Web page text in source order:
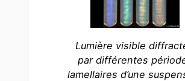
Lumière visible
par différentes
lamellaires d’une